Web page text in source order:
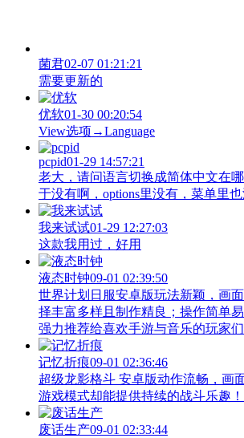
菌君02-07 01:21:21
需要更新的
优软01-30 00:20:54
View‌选项→Language
pcpid01-29 14:57:21
老大，请问语言切换成简体中文在
于没有啊，options里没有，菜单里
我来试试01-29 12:27:03
这款我用过，好用
液态时钟09-01 02:39:50
世界计划日服安卓版玩法新颖，画
择丰富多样且制作精良；操作简单
强力推荐给喜欢手游与音乐的玩家
记忆折痕09-01 02:36:46
超级龙影格斗 安卓版动作流畅，画
游戏模式却能提供持续的战斗乐趣
废话生产09-01 02:33:44